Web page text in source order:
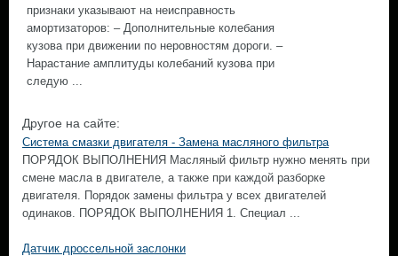
признаки указывают на неисправность
амортизаторов: – Дополнительные колебания
кузова при движении по неровностям дороги. –
Нарастание амплитуды колебаний кузова при
следую ...
Другое на сайте:
Система смазки двигателя - Замена масляного фильтра
ПОРЯДОК ВЫПОЛНЕНИЯ Масляный фильтр нужно менять при
смене масла в двигателе, а также при каждой разборке
двигателя. Порядок замены фильтра у всех двигателей
одинаков. ПОРЯДОК ВЫПОЛНЕНИЯ 1. Специал ...
Датчик дроссельной заслонки